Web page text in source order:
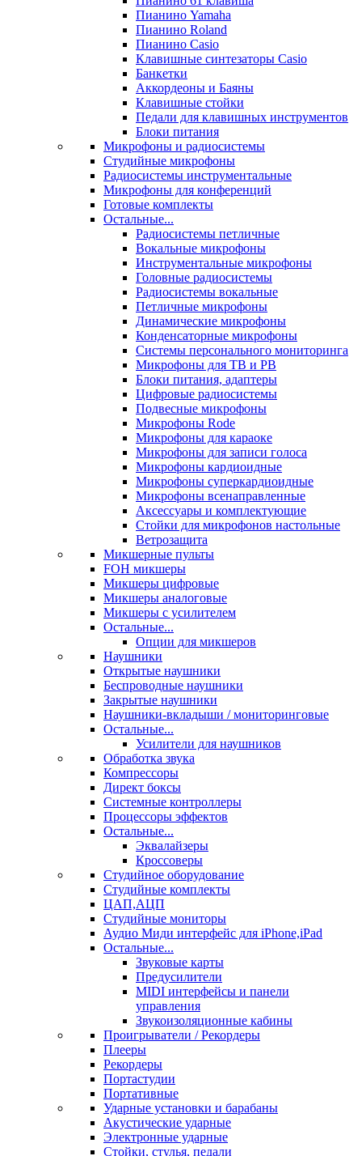
Пианино Yamaha
Пианино Roland
Пианино Casio
Клавишные синтезаторы Casio
Банкетки
Аккордеоны и Баяны
Клавишные стойки
Педали для клавишных инструментов
Блоки питания
Микрофоны и радиосистемы
Студийные микрофоны
Радиосистемы инструментальные
Микрофоны для конференций
Готовые комплекты
Остальные...
Радиосистемы петличные
Вокальные микрофоны
Инструментальные микрофоны
Головные радиосистемы
Радиосистемы вокальные
Петличные микрофоны
Динамические микрофоны
Конденсаторные микрофоны
Системы персонального мониторинга
Микрофоны для ТВ и РВ
Блоки питания, адаптеры
Цифровые радиосистемы
Подвесные микрофоны
Микрофоны Rode
Микрофоны для караоке
Микрофоны для записи голоса
Микрофоны кардиоидные
Микрофоны суперкардиоидные
Микрофоны всенаправленные
Аксессуары и комплектующие
Стойки для микрофонов настольные
Ветрозащита
Микшерные пульты
FOH микшеры
Микшеры цифровые
Микшеры аналоговые
Микшеры с усилителем
Остальные...
Опции для микшеров
Наушники
Открытые наушники
Беспроводные наушники
Закрытые наушники
Наушники-вкладыши / мониторинговые
Остальные...
Усилители для наушников
Обработка звука
Компрессоры
Директ боксы
Системные контроллеры
Процессоры эффектов
Остальные...
Эквалайзеры
Кроссоверы
Студийное оборудование
Студийные комплекты
ЦАП,АЦП
Студийные мониторы
Аудио Миди интерфейс для iPhone,iPad
Остальные...
Звуковые карты
Предусилители
MIDI интерфейсы и панели
управления
Звукоизоляционные кабины
Проигрыватели / Рекордеры
Плееры
Рекордеры
Портастудии
Портативные
Ударные установки и барабаны
Акустические ударные
Электронные ударные
Стойки, стулья, педали